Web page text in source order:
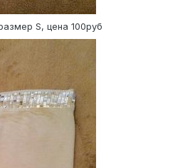
S, цена 100руб